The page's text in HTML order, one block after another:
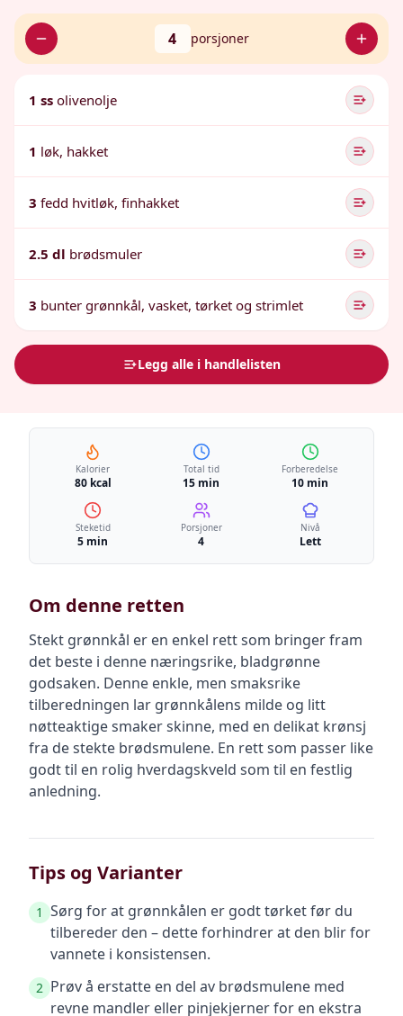
4 porsjoner
1 ss olivenolje
1 løk, hakket
3 fedd hvitløk, finhakket
2.5 dl brødsmuler
3 bunter grønnkål, vasket, tørket og strimlet
Legg alle i handlelisten
Kalorier
80 kcal
Total tid
15 min
Forberedelse
10 min
Steketid
5 min
Porsjoner
4
Nivå
Lett
Om denne retten
Stekt grønnkål er en enkel rett som bringer fram
det beste i denne næringsrike, bladgrønne
godsaken. Denne enkle, men smaksrike
tilberedningen lar grønnkålens milde og litt
nøtteaktige smaker skinne, med en delikat krønsj
fra de stekte brødsmulene. En rett som passer like
godt til en rolig hverdagskveld som til en festlig
anledning.
Tips og Varianter
1 Sørg for at grønnkålen er godt tørket før du
tilbereder den – dette forhindrer at den blir for
vannete i konsistensen.
2 Prøv å erstatte en del av brødsmulene med
revne mandler eller pinjekjerner for en ekstra